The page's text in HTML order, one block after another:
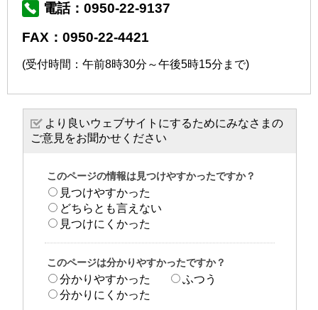
電話：0950-22-9137
FAX：0950-22-4421
(受付時間：午前8時30分～午後5時15分まで)
より良いウェブサイトにするためにみなさまの
ご意見をお聞かせください
このページの情報は見つけやすかったですか？
見つけやすかった
どちらとも言えない
見つけにくかった
このページは分かりやすかったですか？
分かりやすかった
ふつう
分かりにくかった